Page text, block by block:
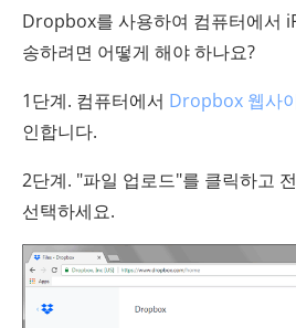
Dropbox를 사용하여 컴퓨터에서
송하려면 어떻게 해야 하나요?
1단계. 컴퓨터에서 Dropbox 웹사
인합니다.
2단계. "파일 업로드"를 클릭하고
선택하세요.